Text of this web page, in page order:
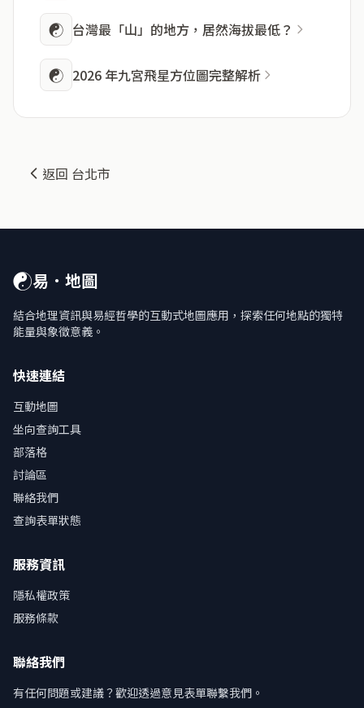
☯ 台灣最「山」的地方，居然海拔最低？
☯ 2026 年九宮飛星方位圖完整解析
返回 台北市
☯易．地圖
結合地理資訊與易經哲學的互動式地圖應用，探索任何地點的獨特
能量與象徵意義。
快速連結
互動地圖
坐向查詢工具
部落格
討論區
聯絡我們
查詢表單狀態
服務資訊
隱私權政策
服務條款
聯絡我們
有任何問題或建議？歡迎透過意見表單聯繫我們。